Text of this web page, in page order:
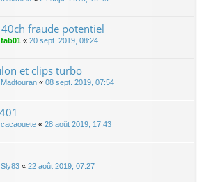
fraude potentiel
fab01 « 20 sept. 2019, 08:24
et clips turbo
Madtouran « 08 sept. 2019, 07:54
cacaouete « 28 août 2019, 17:43
Sly83 « 22 août 2019, 07:27